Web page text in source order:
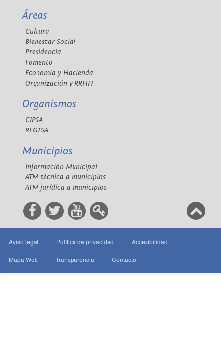
Áreas
Cultura
Bienestar Social
Presidencia
Fomento
Economía y Hacienda
Organización y RRHH
Organismos
CIPSA
REGTSA
Municipios
Información Municipal
ATM técnica a municipios
ATM jurídica a municipios
Aviso legal Política de privacidad Accesibilidad
Mapa Web Transparencia Contacto